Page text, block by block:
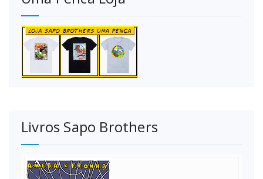
Livros Sapo Brothers